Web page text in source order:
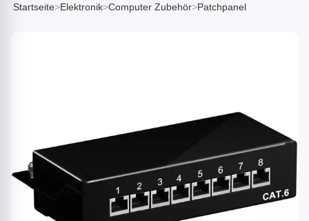
Startseite>Elektronik>Computer Zubehör>Patchpanel